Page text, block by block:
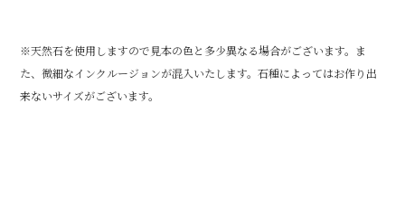
※天然石を使用しますので見本の色と多少異なる場合がございます。ま
た、微細なインクルージョンが混入いたします。石種によってはお作り出
来ないサイズがございます。